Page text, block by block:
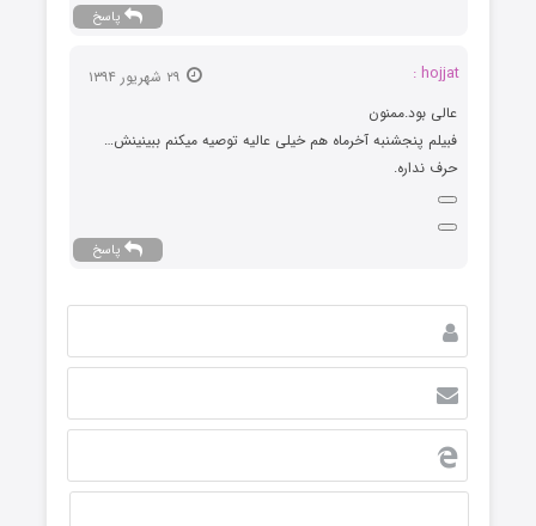
پاسخ
hojjat :
عالی بود.ممنون
فبیلم پنجشنبه آخرماه هم خیلی عالیه توصیه میکنم ببینینش…
حرف نداره.
پاسخ